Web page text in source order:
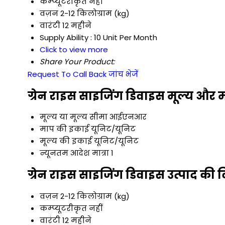
वज़न2-12 किलोग्राम (kg)
वारंटी12 महीने
Supply Ability : 10 Unit Per Month
Click to view more
Share Your Product:
Request To Call Backजांच भेजें
ग्रेन राइस साइजिंग डिवाइस मूल्य और
मूल्य या मूल्य सीमाआईएनआर
माप की इकाईयूनिट/यूनिट
मूल्य की इकाईयूनिट/यूनिट
न्यूनतम आदेश मात्रा1
ग्रेन राइस साइजिंग डिवाइस उत्पाद की
वज़न2-12 किलोग्राम (kg)
कम्प्यूटरीकृतनहीं
वारंटी12 महीने